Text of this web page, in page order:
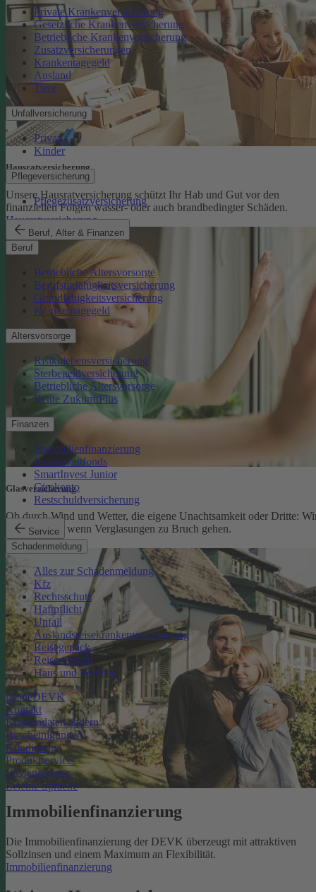
Private Krankenversicherung
Gesetzliche Krankenversicherung
Betriebliche Krankenversicherung
Zusatzversicherungen
Krankentagegeld
Ausland
Tiere
Unfallversicherung
Privat
Kinder
Pflegeversicherung
Pflegezusatzversicherung
Beruf, Alter & Finanzen
Beruf
Betriebliche Altersvorsorge
Berufsunfähigkeitsversicherung
Grundfähigkeitsversicherung
Krankentagegeld
Altersvorsorge
Risikolebensversicherung
Sterbegeldversicherung
Betriebliche Altersvorsorge
Rente ZukunftPlus
Finanzen
Immobilienfinanzierung
Investmentfonds
SmartInvest Junior
Girokonto
Restschuldversicherung
Service
Schadenmeldung
Alles zur Schadenmeldung
Kfz
Rechtsschutz
Haftpflicht
Unfall
Auslandsreisekrankenversicherung
Reisegepäck
Reiserücktritt
Haus und Wohnen
meineDEVK
Kontakt
Kundendaten ändern
Bescheinigungen
Kündigung
Produktservices
Wissenswertes
Leichte Sprache
Hausratversicherung
Unsere Hausratversicherung schützt Ihr Hab und Gut vor den
finanziellen Folgen wasser- oder auch brandbedingter Schäden.
Hausratversicherung
Glasversicherung
Ob durch Wind und Wetter, die eigene Unachtsamkeit oder Dritte:
schützen Sie, wenn Verglasungen zu Bruch gehen.
Glasversicherung
Immobilienfinanzierung
Die Immobilienfinanzierung der DEVK überzeugt mit attraktiven
Sollzinsen und einem Maximum an Flexibilität.
Immobilienfinanzierung